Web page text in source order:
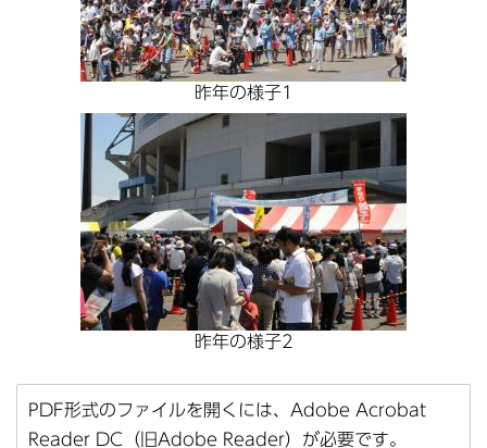
昨年の様子1
昨年の様子2
PDF形式のファイルを開くには、Adobe Acrobat
Reader DC（旧Adobe Reader）が必要です。